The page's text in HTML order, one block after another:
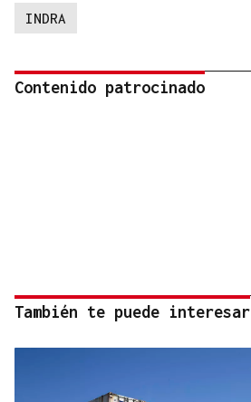
INDRA
Contenido patrocinado
También te puede interesar